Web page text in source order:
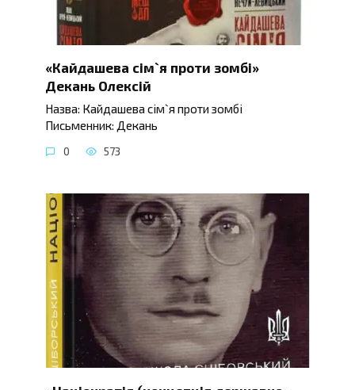
«Кайдашева сім`я проти зомбі»
Декань Олексій
Назва: Кайдашева сім`я проти зомбі
Письменник: Декань
0 573